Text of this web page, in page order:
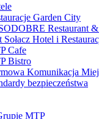
Garden City
Restaurant
Sołacz Hotel i
Cafe
Bistro
Komunikacja
bezpieczeństwa
MTP